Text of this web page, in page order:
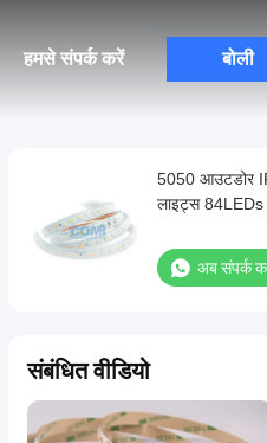
हमसे संपर्क करें बोली
5050 आउटडोर
लाइट्स 84LEDs
अब संपर्क
संबंधित वीडियो